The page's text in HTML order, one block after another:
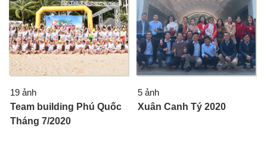
19 ảnh
Team building Phú Quốc
Tháng 7/2020
5 ảnh
Xuân Canh Tý 2020